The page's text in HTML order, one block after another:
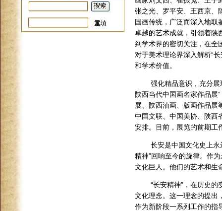
张之光、罗平安、王西京、
国画传统，广泛而深入地取
卓越的艺术成就，引领着陕
到学术界的密切关注，在全
对于美术理论界深入解析“
和学术价值。
强化精品意识，充分
陕西当代中国画名家作品展
展、陕西油画、版画作品展
中国文联、中国美协、陕西
安排。目前，展览的前期工
长安是中国文化史上
精神”回响至今的旋律。作
文化巨人。他们的艺术和生
“长安精神”，在历史
文化理念。这一理念的提出
作为新阶段一系列工作的指